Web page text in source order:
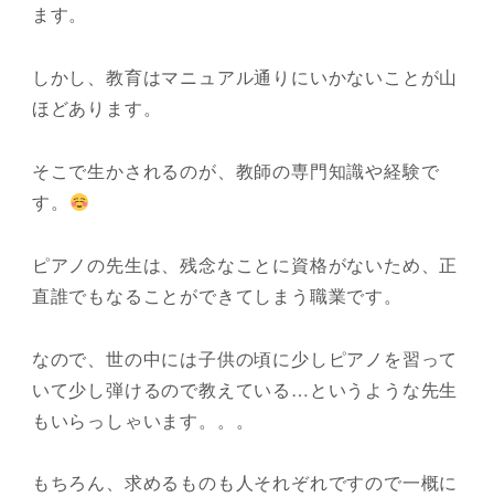
ます。
しかし、教育はマニュアル通りにいかないことが山
ほどあります。
そこで生かされるのが、教師の専門知識や経験で
す。
ピアノの先生は、残念なことに資格がないため、正
直誰でもなることができてしまう職業です。
なので、世の中には子供の頃に少しピアノを習って
いて少し弾けるので教えている…というような先生
もいらっしゃいます。。。
もちろん、求めるものも人それぞれですので一概に